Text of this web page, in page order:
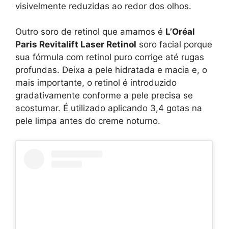
visivelmente reduzidas ao redor dos olhos.
Outro soro de retinol que amamos é L’Oréal
Paris Revitalift Laser Retinol soro facial porque
sua fórmula com retinol puro corrige até rugas
profundas. Deixa a pele hidratada e macia e, o
mais importante, o retinol é introduzido
gradativamente conforme a pele precisa se
acostumar. É utilizado aplicando 3,4 gotas na
pele limpa antes do creme noturno.